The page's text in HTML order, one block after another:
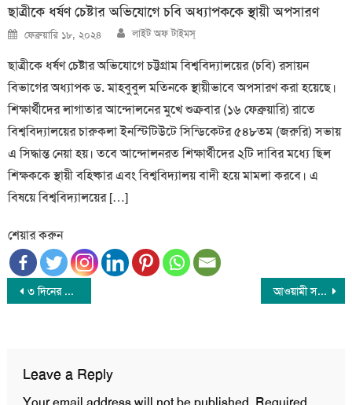
ছাত্রীকে ধর্ষণ চেষ্টার অভিযোগে চবি অধ্যাপককে স্থায়ী অপসারণ
Posted
on
ফেব্রুয়ারি ১৮, ২০২৪ Author
লাইট অফ টাইমস্
ছাত্রীকে ধর্ষণ চেষ্টার অভিযোগে চট্টগ্রাম বিশ্ববিদ্যালয়ের (চবি) রসায়ন
বিভাগের অধ্যাপক ড. মাহবুবুল মতিনকে স্থায়ীভাবে অপসারণ করা হয়েছে।
শিক্ষার্থীদের লাগাতার আন্দোলনের মুখে শুক্রবার (১৬ ফেব্রুয়ারি) রাতে
বিশ্ববিদ্যালয়ের চারুকলা ইনস্টিটিউটে সিন্ডিকেটর ৫৪৮তম (জরুরি) সভায়
এ সিদ্ধান্ত নেয়া হয়। তবে আন্দোলনরত শিক্ষার্থীদের ২টি দাবির মধ্যে ছিল
শিক্ষককে স্থায়ী বহিষ্কার এবং বিশ্ববিদ্যালয় বাদী হয়ে মামলা করবে। এ
বিষয়ে বিশ্ববিদ্যালয়ের […]
শেয়ার করুন
Post
৩ দিনের মধ্যে ঢাকায় ব্যাটারিচালিত রিকশা বন্ধের নির্দেশ দিয়েছে হাইকোর্ট আওয়ামী সন্ত্রাসীদের বিচার নিশ্চিতকরণে বিরোধী সব রাজনৈতিক দলের ঐক্য অপরিহার্য
Leave a Reply